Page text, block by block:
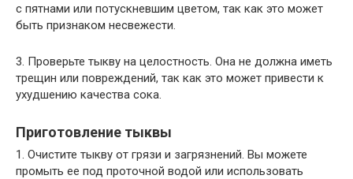
с пятнами или потускневшим цветом, так как это может
быть признаком несвежести.
3. Проверьте тыкву на целостность. Она не должна иметь
трещин или повреждений, так как это может привести к
ухудшению качества сока.
Приготовление тыквы
1. Очистите тыкву от грязи и загрязнений. Вы можете
промыть ее под проточной водой или использовать